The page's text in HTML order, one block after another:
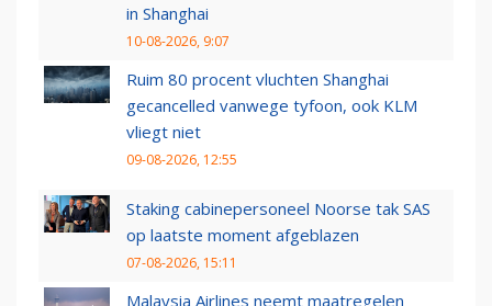
in Shanghai
10-08-2026, 9:07
Ruim 80 procent vluchten Shanghai
gecancelled vanwege tyfoon, ook KLM
vliegt niet
09-08-2026, 12:55
Staking cabinepersoneel Noorse tak SAS
op laatste moment afgeblazen
07-08-2026, 15:11
Malaysia Airlines neemt maatregelen